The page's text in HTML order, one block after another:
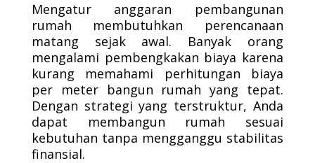
Mengatur anggaran pembangunan
rumah membutuhkan perencanaan
matang sejak awal. Banyak orang
mengalami pembengkakan biaya karena
kurang memahami perhitungan biaya
per meter bangun rumah yang tepat.
Dengan strategi yang terstruktur, Anda
dapat membangun rumah sesuai
kebutuhan tanpa mengganggu stabilitas
finansial.